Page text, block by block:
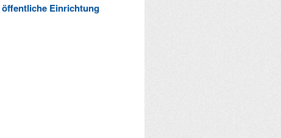
öffentliche Einrichtung